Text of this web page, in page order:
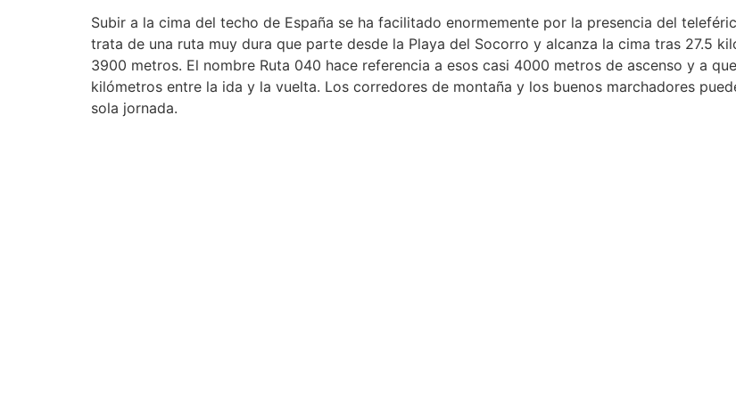
Subir a la cima del techo de España se ha facilitado enormemente por la presencia del
trata de una ruta muy dura que parte desde la Playa del Socorro y alcanza la cima tras 27.5
3900 metros. El nombre Ruta 040 hace referencia a esos casi 4000 metros de ascenso y a
kilómetros entre la ida y la vuelta. Los corredores de montaña y los buenos marchadores
sola jornada.